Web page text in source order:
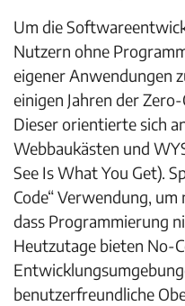
Um die
Nutzern ohne
eigener Anwendungen
einigen Jahren der
Dieser orientierte sich
Webbaukästen und
See Is What You Get).
Code“ Verwendung,
dass Programmierung
Heutzutage bieten No-
benutzerfreundliche